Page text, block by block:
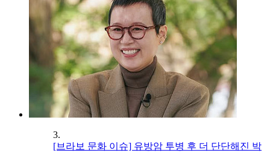
3.
[브라보 문화 이슈] 유방암 투병 후 더 단단해진 박